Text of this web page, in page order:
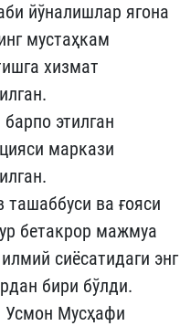
йўналишлар ягона
мустаҳкам
хизмат
этилган
маркази
ва ғояси
бетакрор мажмуа
сиёсатидаги энг
бири бўлди.
Усмон Мусҳафи